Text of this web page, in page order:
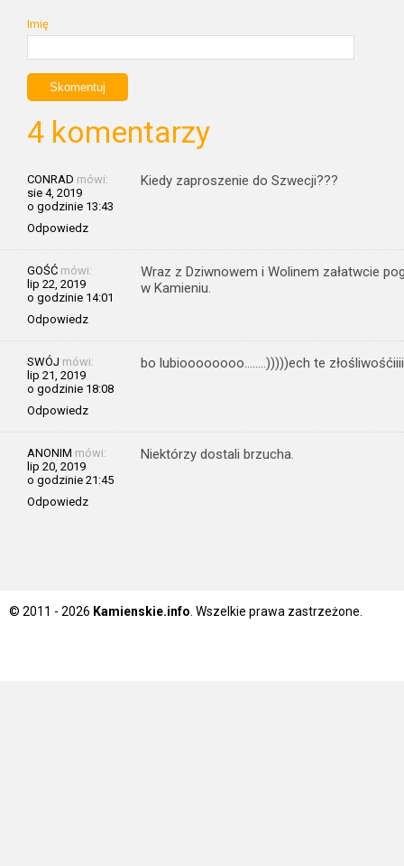
Imię
4 komentarzy
CONRAD mówi:
sie 4, 2019
o godzinie 13:43
Odpowiedz
Kiedy zaproszenie do Szwecji???
GOŚĆ mówi:
lip 22, 2019
o godzinie 14:01
Odpowiedz
Wraz z Dziwnowem i Wolinem załatwcie
w Kamieniu.
SWÓJ mówi:
lip 21, 2019
o godzinie 18:08
Odpowiedz
bo lubioooooooo……..)))))ech te
ANONIM mówi:
lip 20, 2019
o godzinie 21:45
Odpowiedz
Niektórzy dostali brzucha.
© 2011 - 2026 Kamienskie.info . Wszelkie prawa zastrzeżone.